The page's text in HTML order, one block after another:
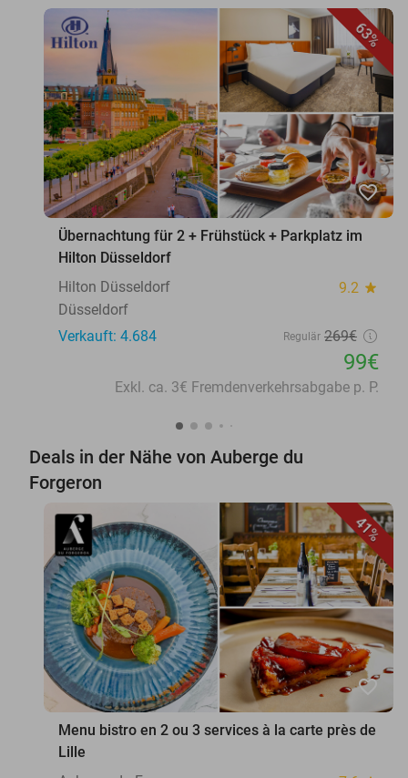
63%
favorite_border
Übernachtung für 2 + Frühstück + Parkplatz im
Hilton Düsseldorf
Hilton Düsseldorf
9.2 star
Düsseldorf
Verkauft: 4.684
Regulär 269€
99€
Exkl. ca. 3€ Fremdenverkehrsabgabe p. P.
Deals in der Nähe von Auberge du
Forgeron
41%
favorite_border
Menu bistro en 2 ou 3 services à la carte près de
Lille